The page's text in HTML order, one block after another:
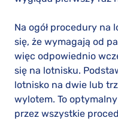
Na ogół procedury na
się, że wymagają od
więc odpowiednio
się na lotnisku.
lotnisko na dwie lub
wylotem. To
przez wszystkie